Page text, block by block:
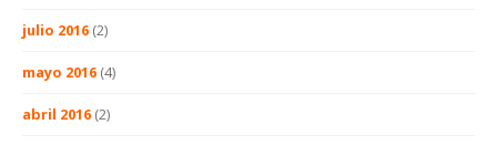
julio 2016 (2)
mayo 2016 (4)
abril 2016 (2)